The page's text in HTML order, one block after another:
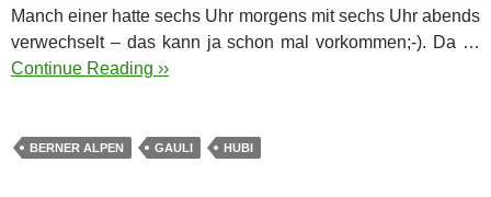
Manch einer hatte sechs Uhr morgens mit sechs Uhr abends
verwechselt – das kann ja schon mal vorkommen;-). Da …
Continue Reading ››
BERNER ALPEN GAULI HUBI